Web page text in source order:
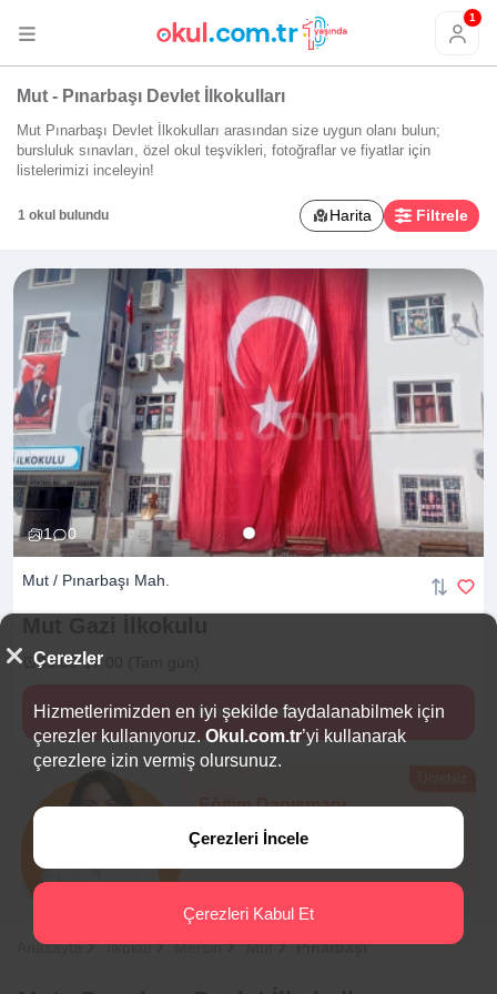
1
Mut - Pınarbaşı Devlet İlkokulları
Mut Pınarbaşı Devlet İlkokulları arasından size uygun olanı bulun;
bursluluk sınavları, özel okul teşvikleri, fotoğraflar ve fiyatlar için
listelerimizi inceleyin!
1 okul bulundu Harita Filtrele
1 0
Mut / Pınarbaşı Mah.
09:00-17:00 (Tam gün)
Hemen İncele
Eğitim Danışmanı
Sana en uygun
Anasayfa İlkokul Mersin Mut Pınarbaşı
Çerezler
Hizmetlerimizden en iyi şekilde faydalanabilmek için
çerezler kullanıyoruz. Okul.com.tr’yi kullanarak
çerezlere izin vermiş olursunuz.
Çerezleri İncele
Çerezleri Kabul Et